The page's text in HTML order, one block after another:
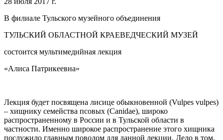
В филиале Тульского музейного объединения
ТУЛЬСКИЙ ОБЛАСТНОЙ КРАЕВЕДЧЕСКИЙ МУЗЕЙ
состоится мультимедийная лекция
«Алиса Патрикеевна»
Лекция будет посвящена лисице обыкновенной (Vulpes vulpes)
– хищнику семейства псовых (Canidae), широко
распространенному в России и в Тульской области в
частности. Именно широкое распространение этого хищника
послужило главным поводом для данной лекции. Дело в том,